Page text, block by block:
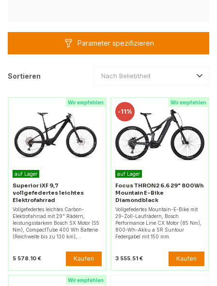
Parameter spezifizieren
Sortieren Nach Beliebtheit
Wir empfehlen
auf Lager
Superior iXF 9,7
vollgefedertes leichtes
Elektrofahrrad
Vollgefedertes leichtes Carbon-
Elektrofahrrad mit 29" Rädern,
leistungsstarkem Bosch SX Motor (55
Nm), CompactTube 400 Wh Batterie
(Reichweite bis zu 130 km),…
5 578.10 € Kaufen
Wir empfehlen
-11%
auf Lager
Focus THRON2 6.6 29" 800Wh
Mountain E-Bike
Diamondblack
Vollgefedertes Mountain-E-Bike mit
29-Zoll-Laufrädern, Bosch
Performance Line CX Motor (85 Nm),
800-Wh-Akku a SR Suntour
Federgabel mit 150 mm.
3 555.51 € Kaufen
Wir empfehlen